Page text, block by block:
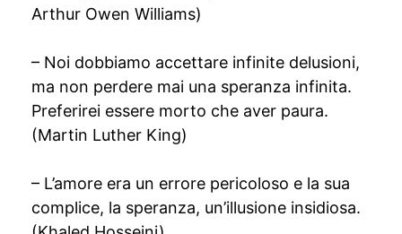
Arthur Owen Williams)
– Noi dobbiamo accettare infinite delusioni,
ma non perdere mai una speranza infinita.
Preferirei essere morto che aver paura.
(Martin Luther King)
– L’amore era un errore pericoloso e la sua
complice, la speranza, un’illusione insidiosa.